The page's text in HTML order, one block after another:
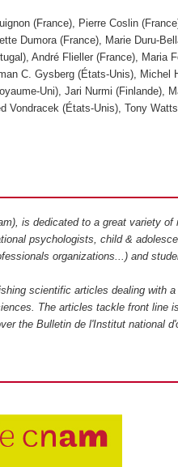
(France), Pierre Coslin
Dumora (France), Marie Duru-
André Flieller (France), Maria
C. Gysberg (États-Unis), Michel
Uni), Jari Nurmi (Finlande),
(États-Unis), Tony
is dedicated to a great variety
psychologists, child &
organizations...) and
scientific articles dealing with
The articles tackle front line
the Bulletin de l'Institut national